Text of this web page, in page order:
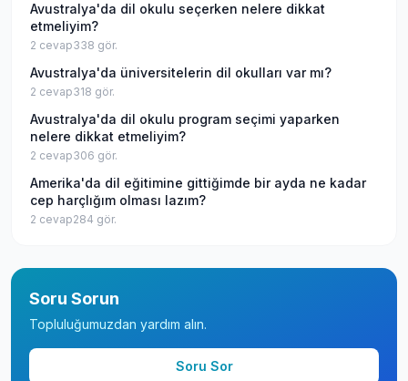
Avustralya'da dil okulu seçerken nelere dikkat
etmeliyim?
2 cevap338 gör.
Avustralya'da üniversitelerin dil okulları var mı?
2 cevap318 gör.
Avustralya'da dil okulu program seçimi yaparken
nelere dikkat etmeliyim?
2 cevap306 gör.
Amerika'da dil eğitimine gittiğimde bir ayda ne kadar
cep harçlığım olması lazım?
2 cevap284 gör.
Soru Sorun
Topluluğumuzdan yardım alın.
Soru Sor